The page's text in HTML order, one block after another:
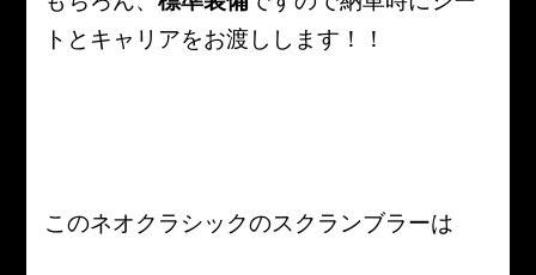
トとキャリアをお渡しします！！
このネオクラシックのスクランブラーは